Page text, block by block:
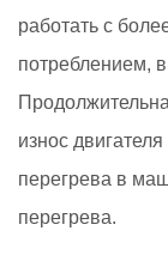
работать с
потреблением,
износ
перегрева в
перегрева.